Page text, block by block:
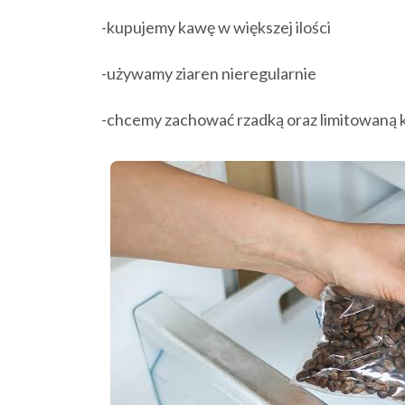
-kupujemy kawę w większej ilości
-używamy ziaren nieregularnie
-chcemy zachować rzadką oraz limitowaną